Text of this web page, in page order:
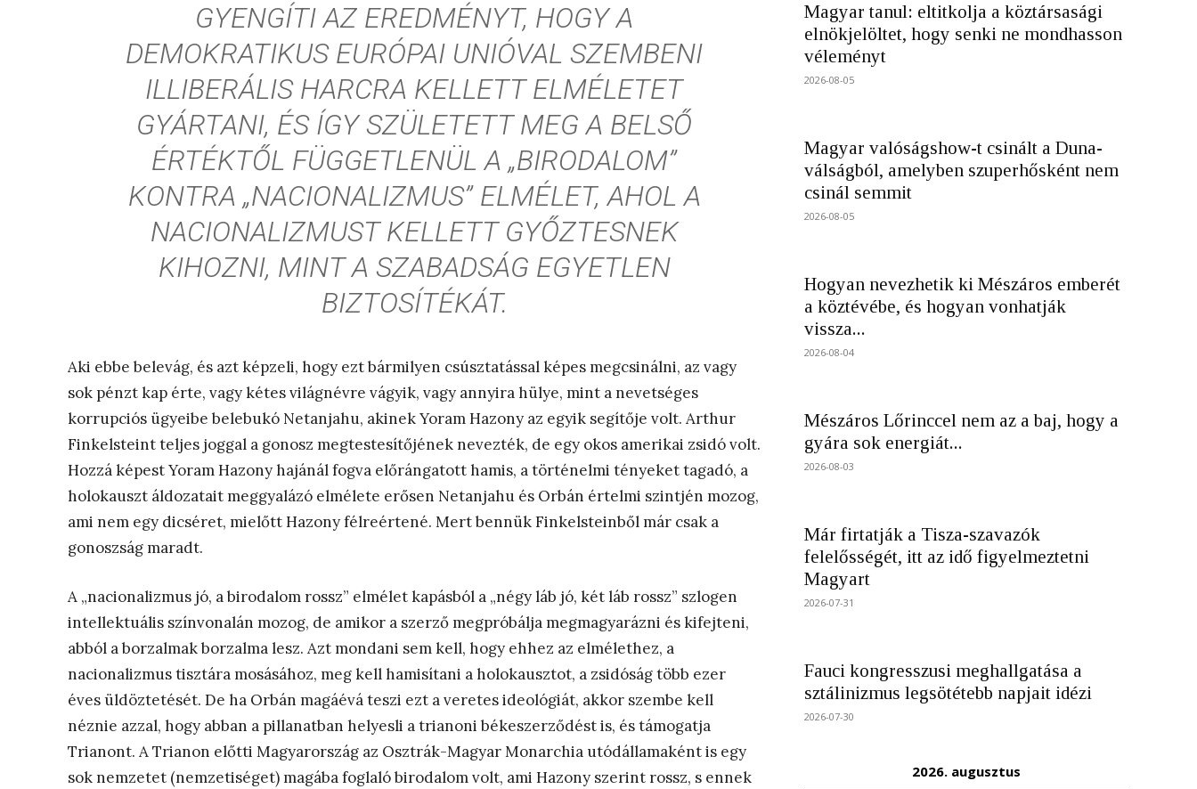
GYENGÍTI AZ EREDMÉNYT, HOGY A
DEMOKRATIKUS EURÓPAI UNIÓVAL SZEMBENI
ILLIBERÁLIS HARCRA KELLETT ELMÉLETET
GYÁRTANI, ÉS ÍGY SZÜLETETT MEG A BELSŐ
ÉRTÉKTŐL FÜGGETLENÜL A „BIRODALOM”
KONTRA „NACIONALIZMUS” ELMÉLET, AHOL A
NACIONALIZMUST KELLETT GYŐZTESNEK
KIHOZNI, MINT A SZABADSÁG EGYETLEN
BIZTOSÍTÉKÁT.
Aki ebbe belevág, és azt képzeli, hogy ezt bármilyen csúsztatással képes megcsinálni, az vagy
sok pénzt kap érte, vagy kétes világnévre vágyik, vagy annyira hülye, mint a nevetséges
korrupciós ügyeibe belebukó Netanjahu, akinek Yoram Hazony az egyik segítője volt. Arthur
Finkelsteint teljes joggal a gonosz megtestesítőjének nevezték, de egy okos amerikai zsidó volt.
Hozzá képest Yoram Hazony hajánál fogva előrángatott hamis, a történelmi tényeket tagadó, a
holokauszt áldozatait meggyalázó elmélete erősen Netanjahu és Orbán értelmi szintjén mozog,
ami nem egy dicséret, mielőtt Hazony félreértené. Mert bennük Finkelsteinből már csak a
gonoszság maradt.
A „nacionalizmus jó, a birodalom rossz” elmélet kapásból a „négy láb jó, két láb rossz” szlogen
intellektuális színvonalán mozog, de amikor a szerző megpróbálja megmagyarázni és kifejteni,
abból a borzalmak borzalma lesz. Azt mondani sem kell, hogy ehhez az elmélethez, a
nacionalizmus tisztára mosásához, meg kell hamisítani a holokausztot, a zsidóság több ezer
éves üldöztetését. De ha Orbán magáévá teszi ezt a veretes ideológiát, akkor szembe kell
néznie azzal, hogy abban a pillanatban helyesli a trianoni békeszerződést is, és támogatja
Trianont. A Trianon előtti Magyarország az Osztrák-Magyar Monarchia utódállamaként is egy
sok nemzetet (nemzetiséget) magába foglaló birodalom volt, ami Hazony szerint rossz, s ennek
Magyar tanul: eltitkolja a köztársasági
elnökjelöltet, hogy senki ne mondhasson
véleményt
2026-08-05
Magyar valóságshow-t csinált a Duna-
válságból, amelyben szuperhősként nem
csinál semmit
2026-08-05
Hogyan nevezhetik ki Mészáros emberét
a köztévébe, és hogyan vonhatják
vissza...
2026-08-04
Mészáros Lőrinccel nem az a baj, hogy a
gyára sok energiát...
2026-08-03
Már firtatják a Tisza-szavazók
felelősségét, itt az idő figyelmeztetni
Magyart
2026-07-31
Fauci kongresszusi meghallgatása a
sztálinizmus legsötétebb napjait idézi
2026-07-30
2026. augusztus